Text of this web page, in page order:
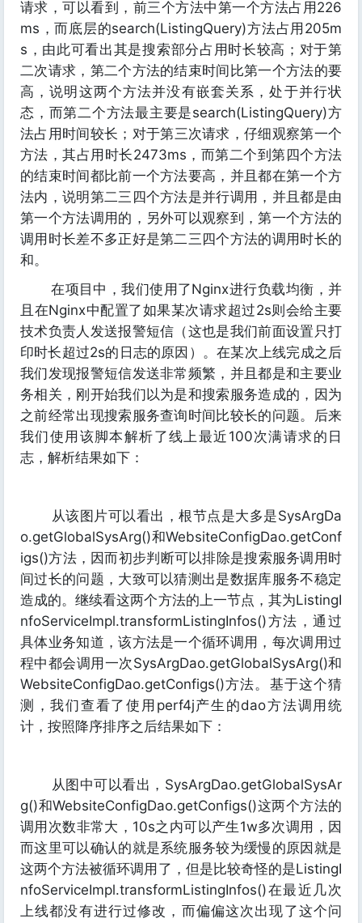
请求，可以看到，前三个方法中第一个方法占用226
ms，而底层的search(ListingQuery)方法占用205m
s，由此可看出其是搜索部分占用时长较高；对于第
二次请求，第二个方法的结束时间比第一个方法的要
高，说明这两个方法并没有嵌套关系，处于并行状
态，而第二个方法最主要是search(ListingQuery)方
法占用时间较长；对于第三次请求，仔细观察第一个
方法，其占用时长2473ms，而第二个到第四个方法
的结束时间都比前一个方法要高，并且都在第一个方
法内，说明第二三四个方法是并行调用，并且都是由
第一个方法调用的，另外可以观察到，第一个方法的
调用时长差不多正好是第二三四个方法的调用时长的
和。
在项目中，我们使用了Nginx进行负载均衡，并
且在Nginx中配置了如果某次请求超过2s则会给主要
技术负责人发送报警短信（这也是我们前面设置只打
印时长超过2s的日志的原因）。在某次上线完成之后
我们发现报警短信发送非常频繁，并且都是和主要业
务相关，刚开始我们以为是和搜索服务造成的，因为
之前经常出现搜索服务查询时间比较长的问题。后来
我们使用该脚本解析了线上最近100次满请求的日
志，解析结果如下：
从该图片可以看出，根节点是大多是SysArgDa
o.getGlobalSysArg()和WebsiteConfigDao.getConf
igs()方法，因而初步判断可以排除是搜索服务调用时
间过长的问题，大致可以猜测出是数据库服务不稳定
造成的。继续看这两个方法的上一节点，其为ListingI
nfoServiceImpl.transformListingInfos()方法，通过
具体业务知道，该方法是一个循环调用，每次调用过
程中都会调用一次SysArgDao.getGlobalSysArg()和
WebsiteConfigDao.getConfigs()方法。基于这个猜
测，我们查看了使用perf4j产生的dao方法调用统
计，按照降序排序之后结果如下：
从图中可以看出，SysArgDao.getGlobalSysAr
g()和WebsiteConfigDao.getConfigs()这两个方法的
调用次数非常大，10s之内可以产生1w多次调用，因
而这里可以确认的就是系统服务较为缓慢的原因就是
这两个方法被循环调用了，但是比较奇怪的是ListingI
nfoServiceImpl.transformListingInfos()在最近几次
上线都没有进行过修改，而偏偏这次出现了这个问